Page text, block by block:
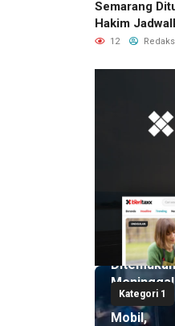
Semarang
Hakim
Pemanggilan
12
Kategori 1
1 hari lalu
Pemilik
Royal
Phone
Ditemukan
Meninggal
di Dalam
Mobil,